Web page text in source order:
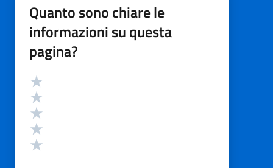
Quanto sono chiare le
informazioni su questa
pagina?
Valutazione